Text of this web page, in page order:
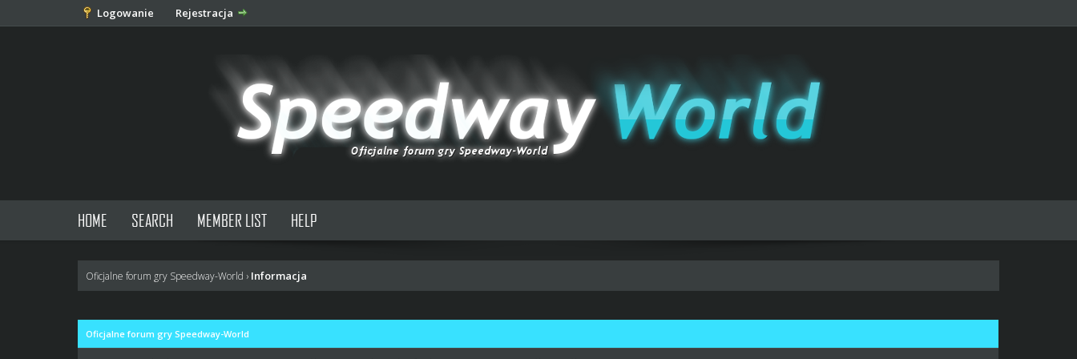
Logowanie Rejestracja
HOME SEARCH MEMBER LIST HELP
Oficjalne forum gry Speedway-World › Informacja
Oficjalne forum gry Speedway-World